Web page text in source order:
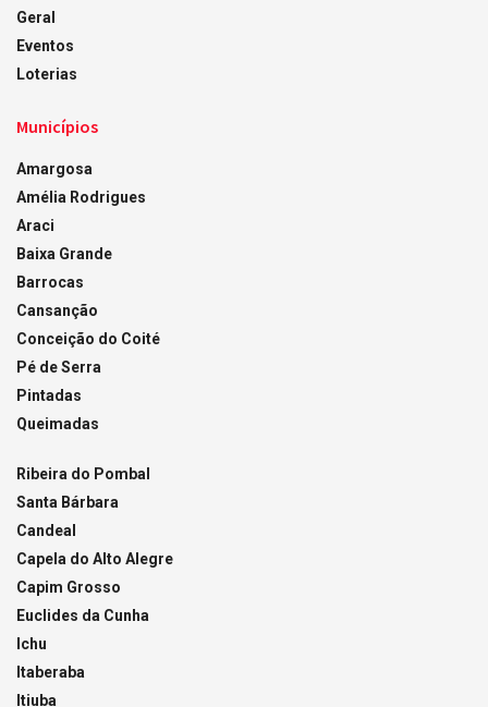
Geral
Eventos
Loterias
Municípios
Amargosa
Amélia Rodrigues
Araci
Baixa Grande
Barrocas
Cansanção
Conceição do Coité
Pé de Serra
Pintadas
Queimadas
Ribeira do Pombal
Santa Bárbara
Candeal
Capela do Alto Alegre
Capim Grosso
Euclides da Cunha
Ichu
Itaberaba
Itiuba